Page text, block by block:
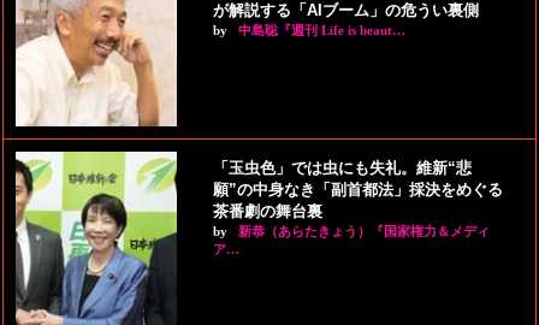
が解説する「AIブーム」の危うい裏側
by 中島聡『週刊 Life is beaut…
「玉虫色」では虫にも失礼。維新“悲
願”の中身なき「副首都法」採決をめぐる
茶番劇の舞台裏
by
新恭（あらたきょう）『国家権力＆メディ
ア…